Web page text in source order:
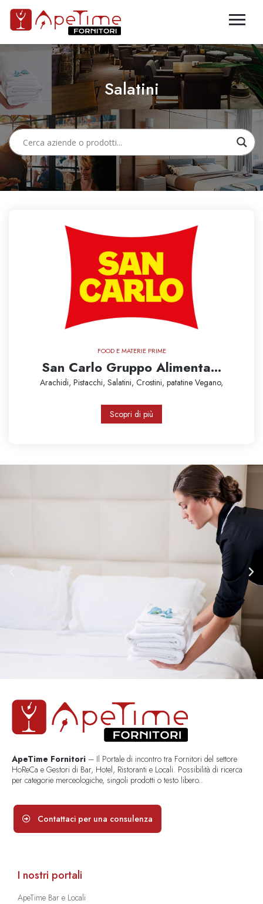
Salatini
FOOD E MATERIE PRIME
San Carlo Gruppo Alimenta...
Arachidi, Pistacchi, Salatini, Crostini, patatine Vegano,
Scopri di più
ApeTime Fornitori – Il Portale di incontro tra Fornitori del settore
HoReCa e Gestori di Bar, Hotel, Ristoranti e Locali. Possibilità di ricerca
per categorie merceologiche, singoli prodotti o testo libero..
Contattaci per una consulenza
I nostri portali
ApeTime Bar e Locali